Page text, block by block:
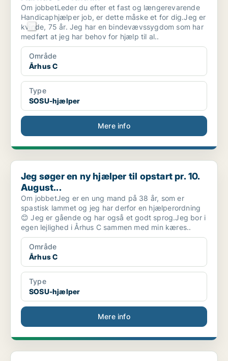
Om jobbetLeder du efter et fast og længerevarende
Handicaphjælper job, er dette måske et for dig.Jeg er
kvinde, 75 år. Jeg har en bindevævssygdom som har
medført at jeg har behov for hjælp til al..
Område
Århus C
Type
SOSU-hjælper
Mere info
Jeg søger en ny hjælper til opstart pr. 10. August...
Jeg søger en ny hjælper til opstart pr. 10.
August...
Om jobbetJeg er en ung mand på 38 år, som er
spastisk lammet og jeg har derfor en hjælperordning
😊 Jeg er gående og har også et godt sprog.Jeg bor i
egen lejlighed i Århus C sammen med min kæres..
Område
Århus C
Type
SOSU-hjælper
Mere info
Handicaphjælper søges